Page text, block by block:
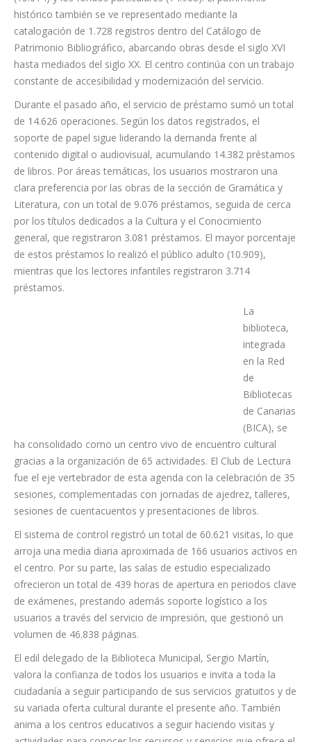
ejemplares, donde destacan los libros de lectura y divulgación
(15.014) y los fondos particulares (14.968). El patrimonio
histórico también se ve representado mediante la
catalogación de 1.728 registros dentro del Catálogo de
Patrimonio Bibliográfico, abarcando obras desde el siglo XVI
hasta mediados del siglo XX. El centro continúa con un trabajo
constante de accesibilidad y modernización del servicio.
Durante el pasado año, el servicio de préstamo sumó un total
de 14.626 operaciones. Según los datos registrados, el
soporte de papel sigue liderando la demanda frente al
contenido digital o audiovisual, acumulando 14.382 préstamos
de libros. Por áreas temáticas, los usuarios mostraron una
clara preferencia por las obras de la sección de Gramática y
Literatura, con un total de 9.076 préstamos, seguida de cerca
por los títulos dedicados a la Cultura y el Conocimiento
general, que registraron 3.081 préstamos. El mayor porcentaje
de estos préstamos lo realizó el público adulto (10.909),
mientras que los lectores infantiles registraron 3.714
La
biblioteca,
integrada
en la Red
de
Bibliotecas
de Canarias
(BICA), se
ha consolidado como un centro vivo de encuentro cultural
gracias a la organización de 65 actividades. El Club de Lectura
fue el eje vertebrador de esta agenda con la celebración de 35
sesiones, complementadas con jornadas de ajedrez, talleres,
sesiones de cuentacuentos y presentaciones de libros.
El sistema de control registró un total de 60.621 visitas, lo que
arroja una media diaria aproximada de 166 usuarios activos en
el centro. Por su parte, las salas de estudio especializado
ofrecieron un total de 439 horas de apertura en periodos clave
de exámenes, prestando además soporte logístico a los
usuarios a través del servicio de impresión, que gestionó un
volumen de 46.838 páginas.
El edil delegado de la Biblioteca Municipal, Sergio Martín,
valora la confianza de todos los usuarios e invita a toda la
ciudadanía a seguir participando de sus servicios gratuitos y de